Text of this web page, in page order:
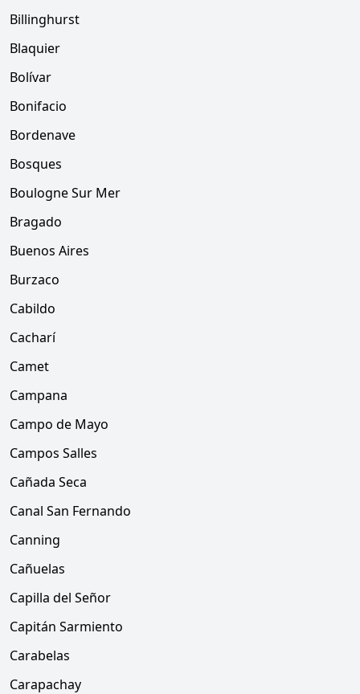
Billinghurst
Blaquier
Bolívar
Bonifacio
Bordenave
Bosques
Boulogne Sur Mer
Bragado
Buenos Aires
Burzaco
Cabildo
Cacharí
Camet
Campana
Campo de Mayo
Campos Salles
Cañada Seca
Canal San Fernando
Canning
Cañuelas
Capilla del Señor
Capitán Sarmiento
Carabelas
Carapachay